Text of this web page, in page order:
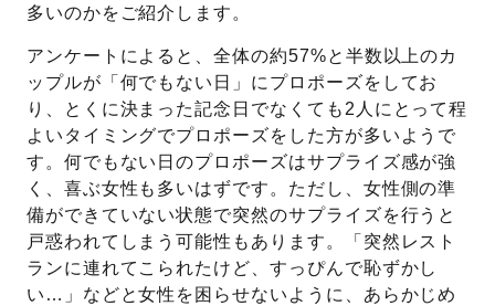
多いのかをご紹介します。
アンケートによると、全体の約57%と半数以上のカ
ップルが「何でもない日」にプロポーズをしてお
り、とくに決まった記念日でなくても2人にとって程
よいタイミングでプロポーズをした方が多いようで
す。何でもない日のプロポーズはサプライズ感が強
く、喜ぶ女性も多いはずです。ただし、女性側の準
備ができていない状態で突然のサプライズを行うと
戸惑われてしまう可能性もあります。「突然レスト
ランに連れてこられたけど、すっぴんで恥ずかし
い…」などと女性を困らせないように、あらかじめ